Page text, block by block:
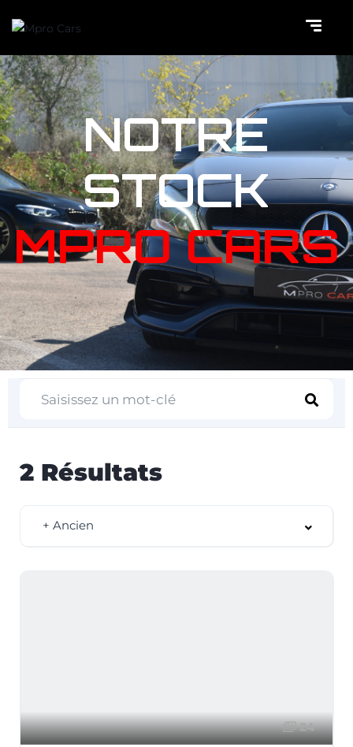
NOTRE
STOCK
MPRO CARS
2 Résultats
+ Ancien
24